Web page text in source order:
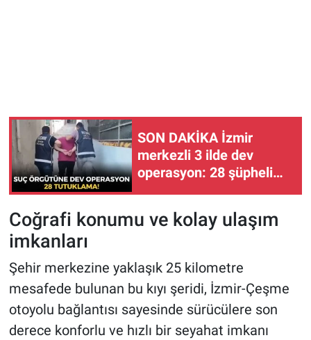
SON DAKİKA İzmir
merkezli 3 ilde dev
operasyon: 28 şüpheli
Coğrafi konumu ve kolay ulaşım
imkanları
Şehir merkezine yaklaşık 25 kilometre
mesafede bulunan bu kıyı şeridi, İzmir-Çeşme
otoyolu bağlantısı sayesinde sürücülere son
derece konforlu ve hızlı bir seyahat imkanı